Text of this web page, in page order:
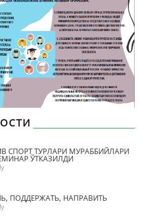
СПОРТ ТУРЛАРИ МУРАББИЙЛАРИ
ЎТКАЗИЛДИ
ПОДДЕРЖАТЬ, НАПРАВИТЬ